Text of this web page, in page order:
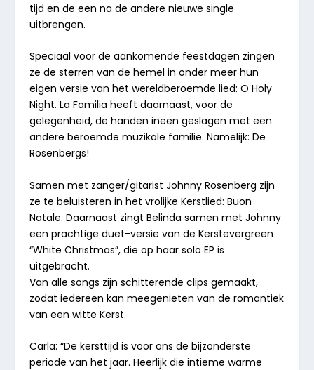
tijd en de een na de andere nieuwe single
uitbrengen.
Speciaal voor de aankomende feestdagen zingen
ze de sterren van de hemel in onder meer hun
eigen versie van het wereldberoemde lied: O Holy
Night. La Familia heeft daarnaast, voor de
gelegenheid, de handen ineen geslagen met een
andere beroemde muzikale familie. Namelijk: De
Rosenbergs!
Samen met zanger/gitarist Johnny Rosenberg zijn
ze te beluisteren in het vrolijke Kerstlied: Buon
Natale. Daarnaast zingt Belinda samen met Johnny
een prachtige duet-versie van de Kerstevergreen
“White Christmas”, die op haar solo EP is
uitgebracht.
Van alle songs zijn schitterende clips gemaakt,
zodat iedereen kan meegenieten van de romantiek
van een witte Kerst.
Carla: “De kersttijd is voor ons de bijzonderste
periode van het jaar. Heerlijk die intieme warme